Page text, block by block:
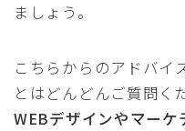
ましょう。
こちらからのアドバイ
とはどんどんご質問く
WEBデザインやマーケ